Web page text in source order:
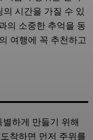
시간을 가질 수 있
의 소중한 추억을 동
여행에 꼭 추천하고
하게 만들기 위해
착하면 먼저 주위를